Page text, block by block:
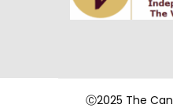
Ⓒ2025 The